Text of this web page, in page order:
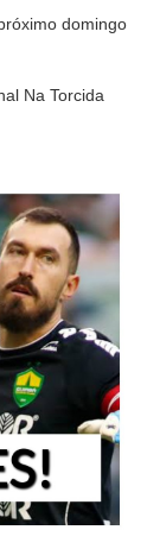
domingo
Na Torcida